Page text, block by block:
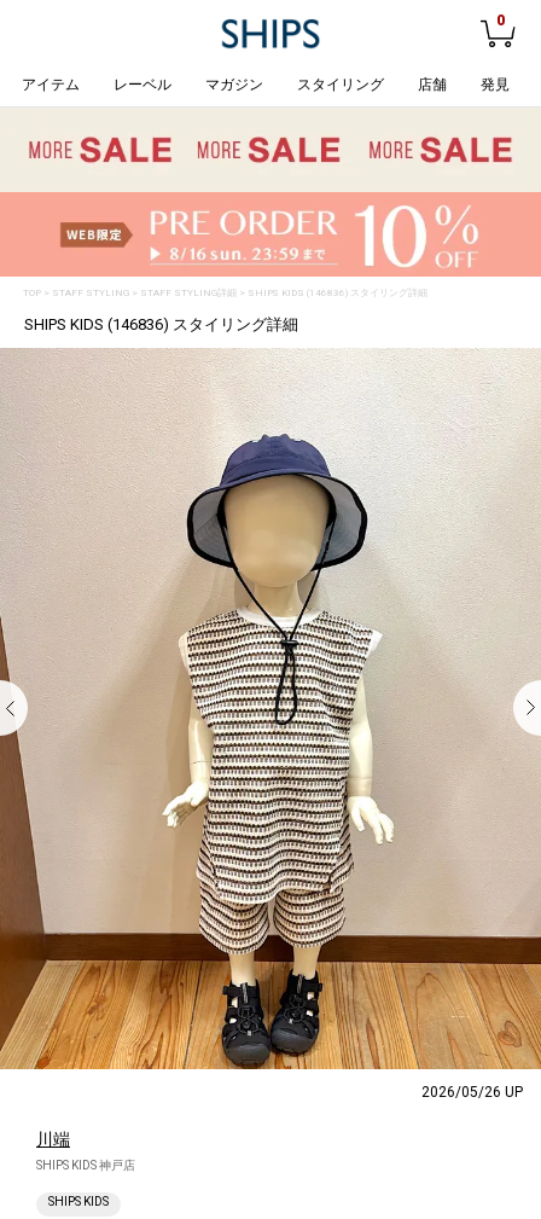
0
アイテム レーベル マガジン スタイリング 店舗 発見
TOP> STAFF STYLING> STAFF STYLING詳細 > SHIPS KIDS (146836) スタイリング詳細
SHIPS KIDS (146836) スタイリング詳細
2026/05/26 UP
川端
SHIPS KIDS 神戸店
SHIPS KIDS